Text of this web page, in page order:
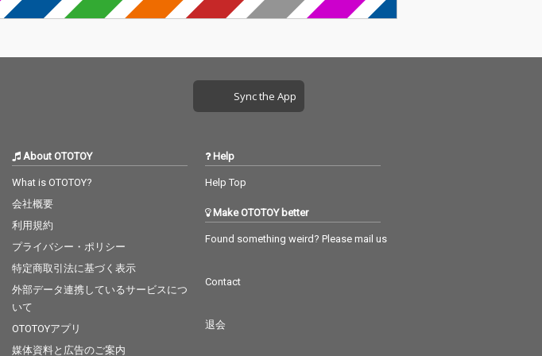
Sync the App
About OTOTOY
What is OTOTOY?
会社概要
利用規約
プライバシー・ポリシー
特定商取引法に基づく表示
外部データ連携しているサービスにつ
いて
OTOTOYアプリ
媒体資料と広告のご案内
Help
Help Top
Make OTOTOY better
Found something weird? Please mail us
Contact
退会